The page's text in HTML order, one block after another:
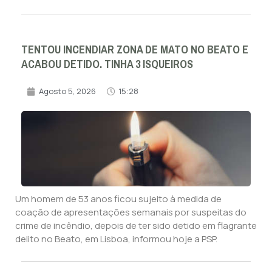
TENTOU INCENDIAR ZONA DE MATO NO BEATO E
ACABOU DETIDO. TINHA 3 ISQUEIROS
Agosto 5, 2026 15:28
Um homem de 53 anos ficou sujeito à medida de
coação de apresentações semanais por suspeitas do
crime de incêndio, depois de ter sido detido em flagrante
delito no Beato, em Lisboa, informou hoje a PSP.